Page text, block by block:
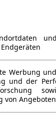
Werbung
und der
von Angeboten